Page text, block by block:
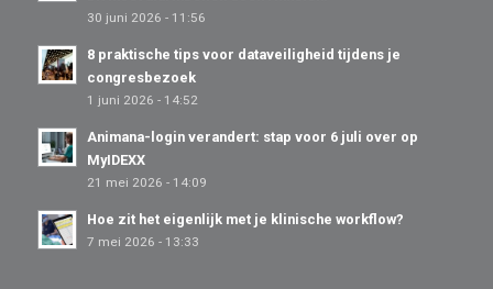
30 juni 2026 - 11:56
8 praktische tips voor dataveiligheid tijdens je
congresbezoek
1 juni 2026 - 14:52
Animana-login verandert: stap voor 6 juli over op
MyIDEXX
21 mei 2026 - 14:09
Hoe zit het eigenlijk met je klinische workflow?
7 mei 2026 - 13:33